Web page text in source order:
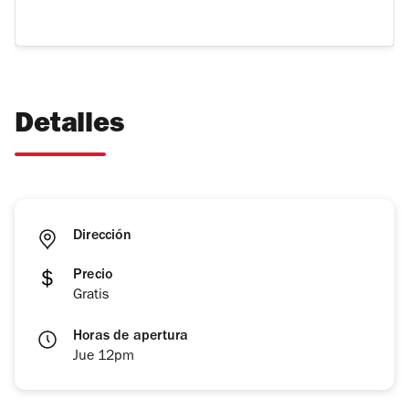
Detalles
Dirección
Precio
Gratis
Horas de apertura
Jue 12pm